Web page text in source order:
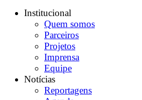
Institucional
Quem somos
Parceiros
Projetos
Imprensa
Equipe
Notícias
Reportagens